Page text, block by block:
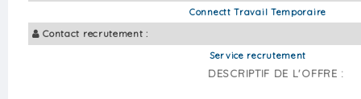
Connectt Travail Temporaire
Contact recrutement :
Service recrutement
DESCRIPTIF DE L'OFFRE :